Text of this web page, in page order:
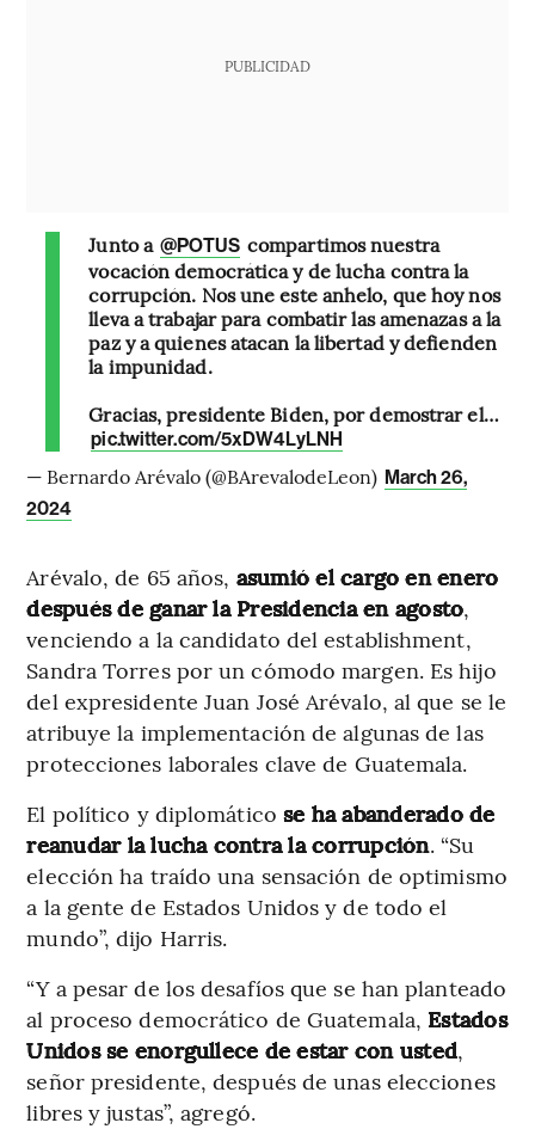
PUBLICIDAD
Junto a @POTUS compartimos nuestra
vocación democrática y de lucha contra la
corrupción. Nos une este anhelo, que hoy nos
lleva a trabajar para combatir las amenazas a la
paz y a quienes atacan la libertad y defienden
la impunidad.
Gracias, presidente Biden, por demostrar el…
pic.twitter.com/5xDW4LyLNH
— Bernardo Arévalo (@BArevalodeLeon) March 26,
2024
Arévalo, de 65 años, asumió el cargo en enero
después de ganar la Presidencia en agosto,
venciendo a la candidato del establishment,
Sandra Torres por un cómodo margen. Es hijo
del expresidente Juan José Arévalo, al que se le
atribuye la implementación de algunas de las
protecciones laborales clave de Guatemala.
El político y diplomático se ha abanderado de
reanudar la lucha contra la corrupción. “Su
elección ha traído una sensación de optimismo
a la gente de Estados Unidos y de todo el
mundo”, dijo Harris.
“Y a pesar de los desafíos que se han planteado
al proceso democrático de Guatemala, Estados
Unidos se enorgullece de estar con usted,
señor presidente, después de unas elecciones
libres y justas”, agregó.